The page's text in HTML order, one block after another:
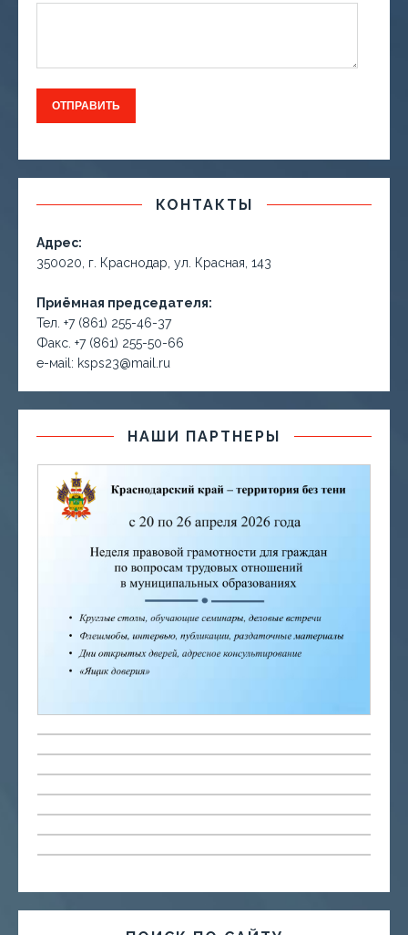
КОНТАКТЫ
Адрес:
350020, г. Краснодар, ул. Красная, 143
Приёмная председателя:
Тел. +7 (861) 255-46-37
Факс. +7 (861) 255-50-66
е-маil: ksps23@mail.ru
НАШИ ПАРТНЕРЫ